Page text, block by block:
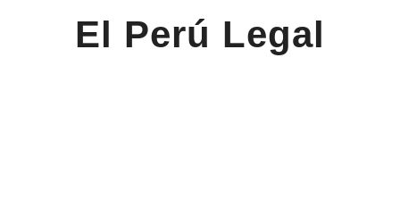
El Perú Legal